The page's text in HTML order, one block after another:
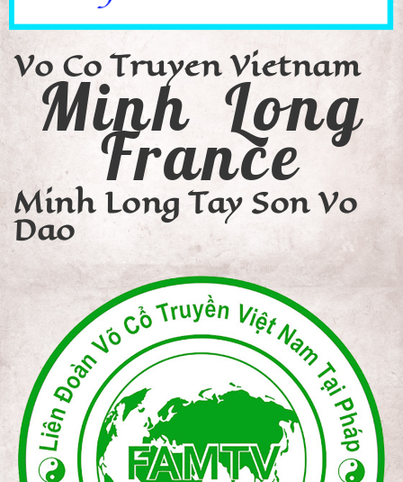
Vo Co Truyen Vietnam
Minh Long
France
Minh Long Tay Son Vo
Dao